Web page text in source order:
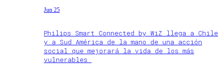
Jun 25
Philips Smart Connected by WiZ llega a Chile
y a Sud América de la mano de una acción
social que mejorará la vida de los más
vulnerables